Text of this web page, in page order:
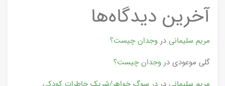
آخرین دیدگاه‌ها
مریم سلیمانی در وجدان چیست؟
گلی موعودی در وجدان چیست؟